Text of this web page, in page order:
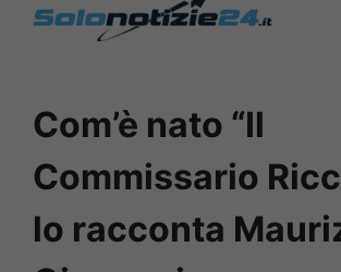
Com’è nato “Il
Commissario
lo racconta